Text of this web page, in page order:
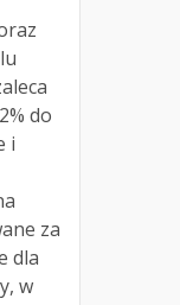
do
i
za
dla
w